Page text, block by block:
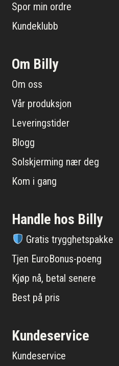
Spor min ordre
Kundeklubb
Om Billy
Om oss
Vår produksjon
Leveringstider
Blogg
Solskjerming nær deg
Kom i gang
Handle hos Billy
Gratis trygghetspakke
Tjen EuroBonus-poeng
Kjøp nå, betal senere
Best på pris
Kundeservice
Kundeservice